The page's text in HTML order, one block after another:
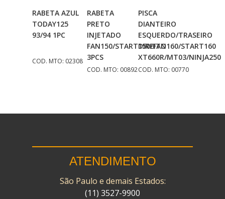
Adicionar
Ao Carrinho
RABETA AZUL
TODAY125
93/94 1PC
COD. MTO: 02308
Adicionar
Ao Carrinho
RABETA
PRETO
INJETADO
FAN150/START150/FAN160/START160
3PCS
COD. MTO: 00892
Adicionar
Ao Carrinho
PISCA
DIANTEIRO
ESQUERDO/TRASEIRO
DIREITO
XT660R/MT03/NINJA250
COD. MTO: 00770
ATENDIMENTO
São Paulo e demais Estados:
(11) 3527-9900